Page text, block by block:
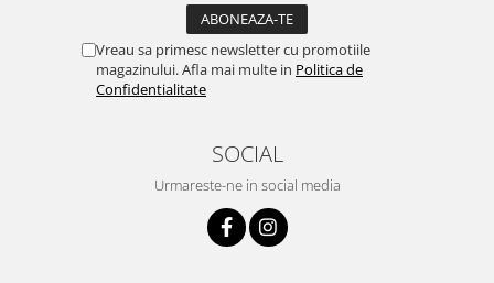
Vreau sa primesc newsletter cu promotiile
magazinului. Afla mai multe in Politica de
Confidentialitate
SOCIAL
Urmareste-ne in social media